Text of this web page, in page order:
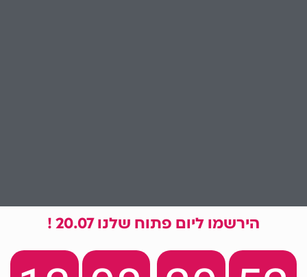
הירשמו ליום פתוח שלנו 20.07 !